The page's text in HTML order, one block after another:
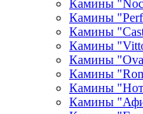
Камины
Камины
Камины
Камины
Камины
Камины
Камины
Камины